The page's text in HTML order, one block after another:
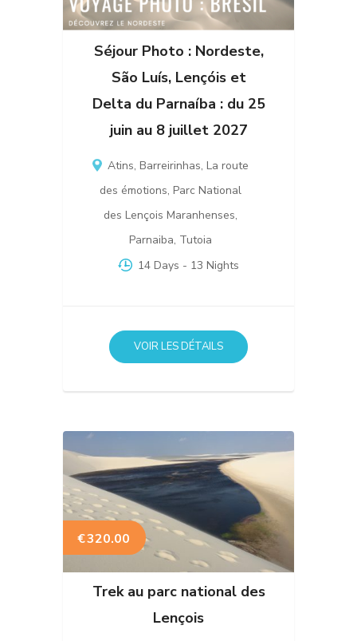
Séjour Photo : Nordeste,
São Luís, Lençóis et
Delta du Parnaíba : du 25
juin au 8 juillet 2027
Atins, Barreirinhas, La route
des émotions, Parc National
des Lençois Maranhenses,
Parnaiba, Tutoia
14 Days - 13 Nights
VOIR LES DÉTAILS
€320.00
Trek au parc national des
Lençois